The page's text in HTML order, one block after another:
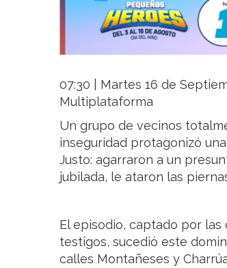
07:30 | Martes 16 de
Multiplataforma
Un grupo de vecinos
inseguridad protagonizó
Justo: agarraron a un
jubilada, le ataron las
El episodio, captado por
testigos, sucedió este
calles Montañeses y